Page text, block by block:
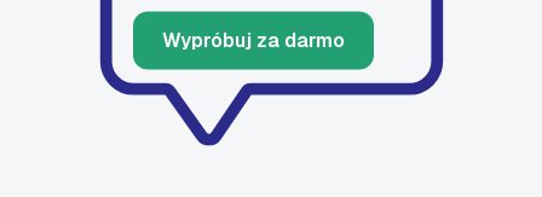
Wypróbuj za darmo